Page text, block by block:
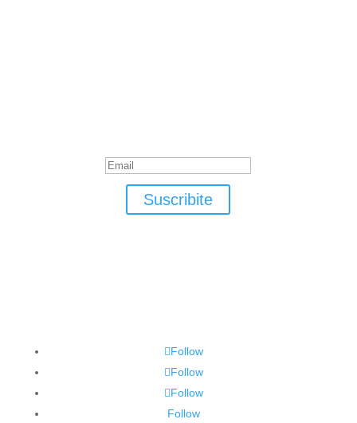
Suscribite
Follow
Follow
Follow
Follow